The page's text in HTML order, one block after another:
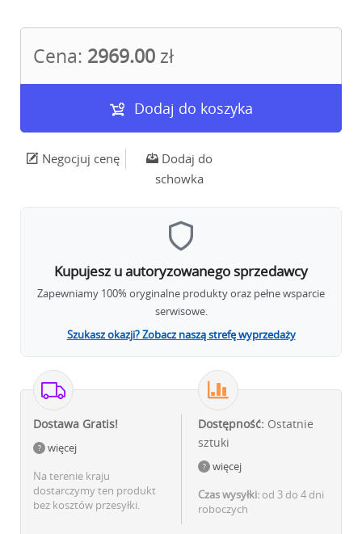
Cena: 2969.00 zł
Dodaj do koszyka
Negocjuj cenę
Dodaj do
schowka
Kupujesz u autoryzowanego sprzedawcy
Zapewniamy 100% oryginalne produkty oraz pełne wsparcie
serwisowe.
Szukasz okazji? Zobacz naszą strefę wyprzedaży
Dostawa Gratis!
więcej
Na terenie kraju
dostarczymy ten produkt
bez kosztów przesyłki.
Dostępność: Ostatnie
sztuki
więcej
Czas wysyłki: od 3 do 4 dni
roboczych